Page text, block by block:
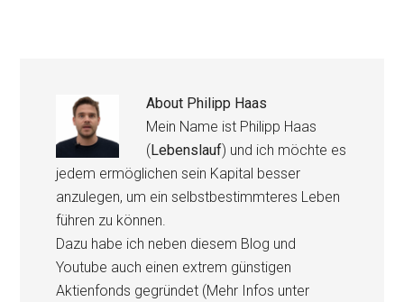
About Philipp Haas
Mein Name ist Philipp Haas
(Lebenslauf) und ich möchte es
jedem ermöglichen sein Kapital besser
anzulegen, um ein selbstbestimmteres Leben
führen zu können.
Dazu habe ich neben diesem Blog und
Youtube auch einen extrem günstigen
Aktienfonds gegründet (Mehr Infos unter